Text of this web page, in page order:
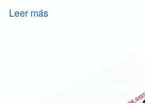
Leer más